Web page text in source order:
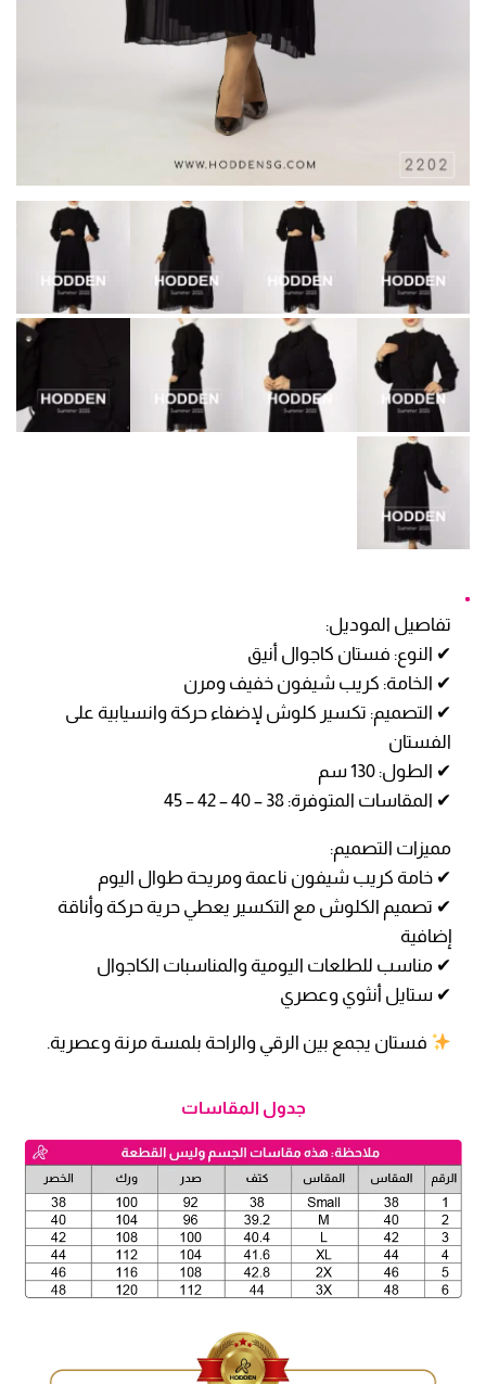
تفاصيل الموديل:
✔ النوع: فستان كاجوال أنيق
✔ الخامة: كريب شيفون خفيف ومرن
✔ التصميم: تكسير كلوش لإضفاء حركة وانسيابية على
الفستان
✔ الطول: 130 سم
✔ المقاسات المتوفرة: 38 – 40 – 42 – 45
مميزات التصميم:
✔ خامة كريب شيفون ناعمة ومريحة طوال اليوم
✔ تصميم الكلوش مع التكسير يعطي حرية حركة وأناقة
إضافية
✔ مناسب للطلعات اليومية والمناسبات الكاجوال
✔ ستايل أنثوي وعصري
فستان يجمع بين الرقي والراحة بلمسة مرنة وعصرية.
جدول المقاسات